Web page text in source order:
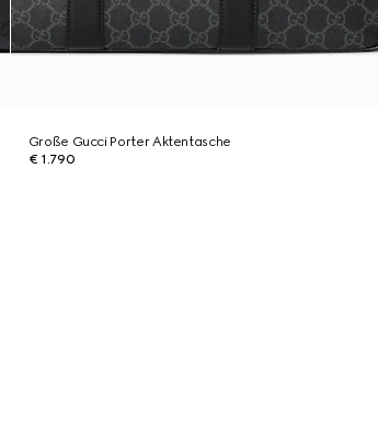
Große Gucci Porter Aktentasche
€ 1.790